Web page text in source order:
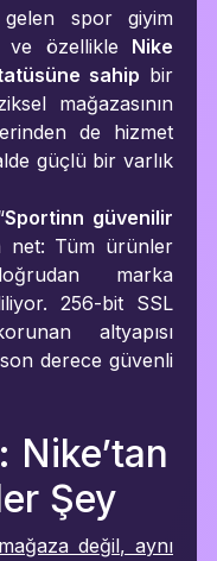
spor giyim
ve özellikle Nike
sahip bir
mağazasının
de hizmet
güçlü bir varlık
Sportinn güvenilir
net: Tüm ürünler
marka
256-bit SSL
altyapısı
derece güvenli
Şey
değil, aynı